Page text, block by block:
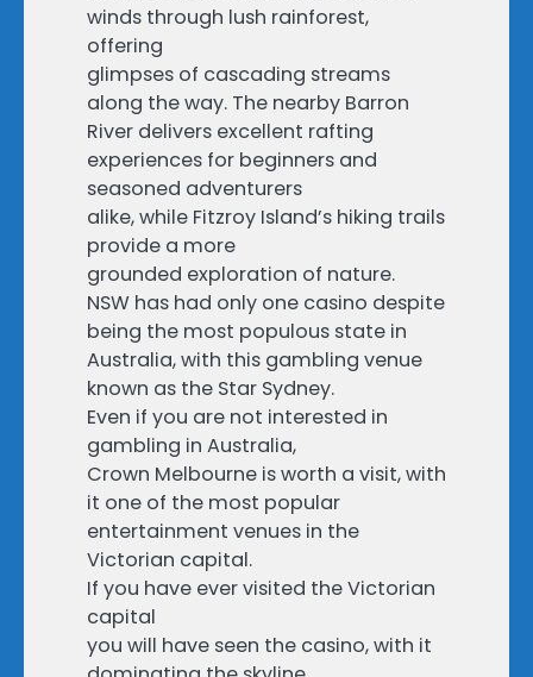
winds through lush rainforest,
offering
glimpses of cascading streams
along the way. The nearby Barron
River delivers excellent rafting
experiences for beginners and
seasoned adventurers
alike, while Fitzroy Island’s hiking trails
provide a more
grounded exploration of nature.
NSW has had only one casino despite
being the most populous state in
Australia, with this gambling venue
known as the Star Sydney.
Even if you are not interested in
gambling in Australia,
Crown Melbourne is worth a visit, with
it one of the most popular
entertainment venues in the
Victorian capital.
If you have ever visited the Victorian
capital
you will have seen the casino, with it